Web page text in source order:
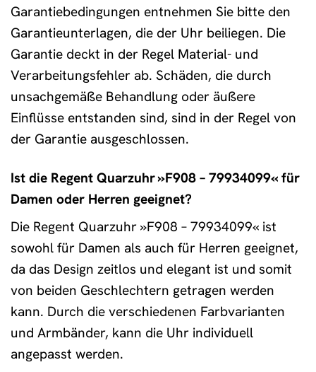
Garantiebedingungen entnehmen Sie bitte den
Garantieunterlagen, die der Uhr beiliegen. Die
Garantie deckt in der Regel Material- und
Verarbeitungsfehler ab. Schäden, die durch
unsachgemäße Behandlung oder äußere
Einflüsse entstanden sind, sind in der Regel von
der Garantie ausgeschlossen.
Ist die Regent Quarzuhr »F908 – 79934099« für
Damen oder Herren geeignet?
Die Regent Quarzuhr »F908 – 79934099« ist
sowohl für Damen als auch für Herren geeignet,
da das Design zeitlos und elegant ist und somit
von beiden Geschlechtern getragen werden
kann. Durch die verschiedenen Farbvarianten
und Armbänder, kann die Uhr individuell
angepasst werden.